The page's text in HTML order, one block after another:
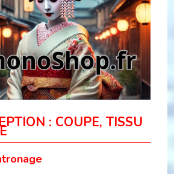
: COUPE, TISSU